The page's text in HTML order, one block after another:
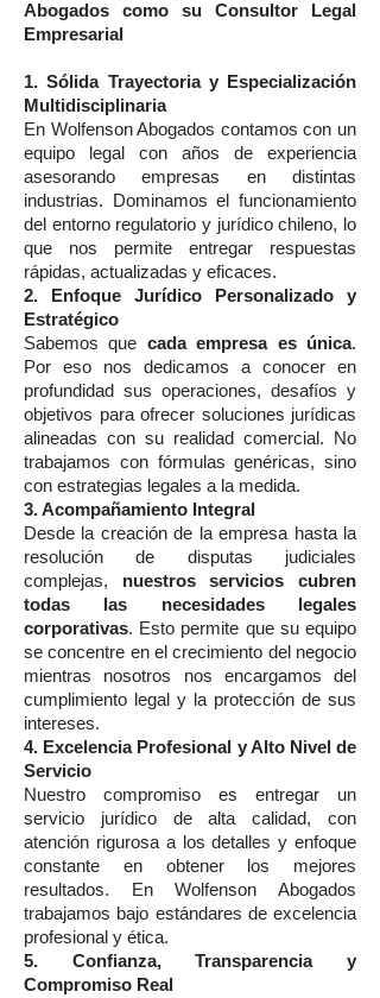
Abogados como su Consultor Legal
Empresarial
1. Sólida Trayectoria y Especialización
Multidisciplinaria
En Wolfenson Abogados contamos con un
equipo legal con años de experiencia
asesorando empresas en distintas
industrias. Dominamos el funcionamiento
del entorno regulatorio y jurídico chileno, lo
que nos permite entregar respuestas
rápidas, actualizadas y eficaces.
2. Enfoque Jurídico Personalizado y
Estratégico
Sabemos que cada empresa es única.
Por eso nos dedicamos a conocer en
profundidad sus operaciones, desafíos y
objetivos para ofrecer soluciones jurídicas
alineadas con su realidad comercial. No
trabajamos con fórmulas genéricas, sino
con estrategias legales a la medida.
3. Acompañamiento Integral
Desde la creación de la empresa hasta la
resolución de disputas judiciales
complejas, nuestros servicios cubren
todas las necesidades legales
corporativas. Esto permite que su equipo
se concentre en el crecimiento del negocio
mientras nosotros nos encargamos del
cumplimiento legal y la protección de sus
intereses.
4. Excelencia Profesional y Alto Nivel de
Servicio
Nuestro compromiso es entregar un
servicio jurídico de alta calidad, con
atención rigurosa a los detalles y enfoque
constante en obtener los mejores
resultados. En Wolfenson Abogados
trabajamos bajo estándares de excelencia
profesional y ética.
5. Confianza, Transparencia y
Compromiso Real